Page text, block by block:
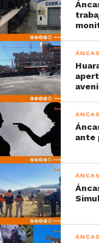
ante